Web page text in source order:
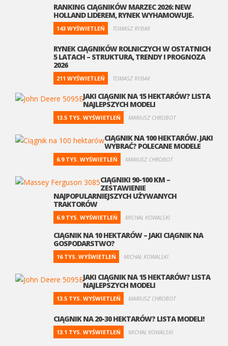
RANKING CIĄGNIKÓW MARZEC 2026: NEW
HOLLAND LIDEREM, RYNEK WYHAMOWUJE.
143 WYŚWIETLEŃ TOMASZ RYBAK
RYNEK CIĄGNIKÓW ROLNICZYCH W OSTATNICH
5 LATACH – STRUKTURA, TRENDY I PROGNOZA
2026
211 WYŚWIETLEŃ TOMASZ RYBAK
JAKI CIĄGNIK NA 15 HEKTARÓW? LISTA
NAJLEPSZYCH MODELI
13.5 TYS. WYŚWIETLEŃ MARIUSZ CHROBOT
CIĄGNIK NA 100 HEKTARÓW. JAKI
WYBRAĆ? POLECANE MODELE
6.9 TYS. WYŚWIETLEŃ MARIUSZ CHROBOT
CIĄGNIKI 90-100 KM –
ZESTAWIENIE
NAJPOPULARNIEJSZYCH UŻYWANYCH
TRAKTORÓW
6.9 TYS. WYŚWIETLEŃ MICHAŁ KOWALSKI
CIĄGNIK NA 10 HEKTARÓW – JAKI CIĄGNIK NA
GOSPODARSTWO?
16 TYS. WYŚWIETLEŃ MICHAŁ KOWALSKI
JAKI CIĄGNIK NA 15 HEKTARÓW? LISTA
NAJLEPSZYCH MODELI
13.5 TYS. WYŚWIETLEŃ MARIUSZ CHROBOT
CIĄGNIK NA 20-30 HEKTARÓW? LISTA MODELI!
13.1 TYS. WYŚWIETLEŃ MICHAŁ KOWALSKI